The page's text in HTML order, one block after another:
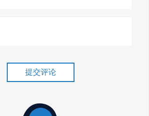
巧介绍！
提交评论